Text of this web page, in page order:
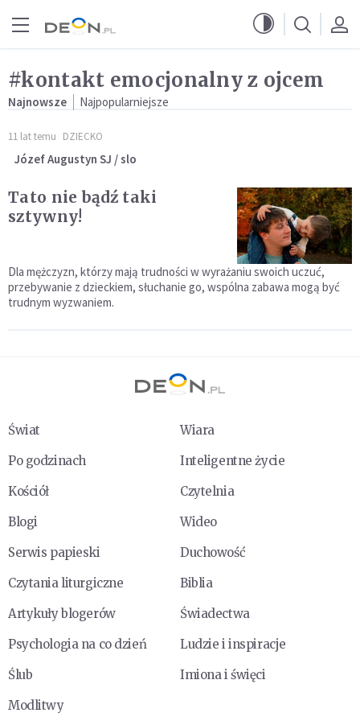
#kontakt emocjonalny z ojcem
Najnowsze Najpopularniejsze
11 lat temu DZIECKO
Józef Augustyn SJ / slo
Tato nie bądź taki
sztywny!
Dla mężczyzn, którzy mają trudności w wyrażaniu swoich uczuć,
przebywanie z dzieckiem, słuchanie go, wspólna zabawa mogą być
trudnym wyzwaniem.
Świat
Wiara
Po godzinach
Inteligentne życie
Kościół
Czytelnia
Blogi
Wideo
Serwis papieski
Duchowość
Czytania liturgiczne
Biblia
Artykuły blogerów
Świadectwa
Psychologia na co dzień
Ludzie i inspiracje
Ślub
Imiona i święci
Modlitwy